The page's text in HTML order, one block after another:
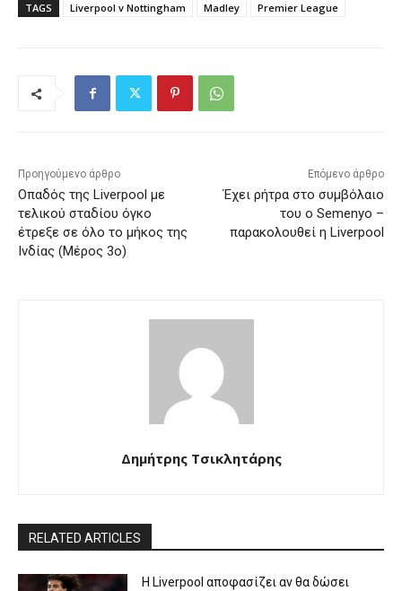
TAGS Liverpool v Nottingham Madley Premier League
Προηγούμενο άρθρο
Οπαδός της Liverpool με
τελικού σταδίου όγκο
έτρεξε σε όλο το μήκος της
Ινδίας (Μέρος 3ο)
Επόμενο άρθρο
Έχει ρήτρα στο συμβόλαιο
του ο Semenyo –
παρακολουθεί η Liverpool
Δημήτρης Τσικλητάρης
RELATED ARTICLES
Η Liverpool αποφασίζει αν θα δώσει